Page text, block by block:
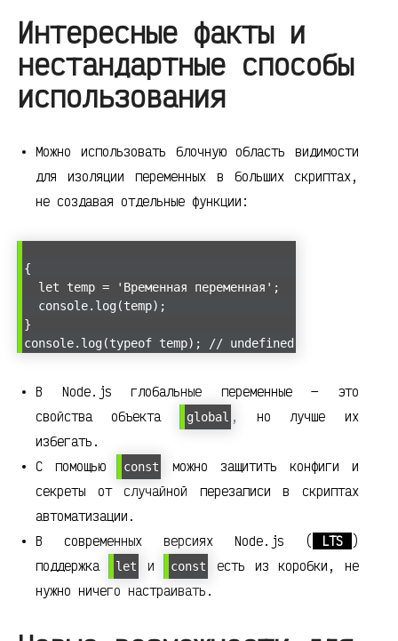
Интересные факты и
нестандартные способы
использования
Можно использовать блочную область видимости
для изоляции переменных в больших скриптах,
не создавая отдельные функции:
{
let temp = 'Временная переменная';
console.log(temp);
}
console.log(typeof temp); // undefined
В Node.js глобальные переменные — это
свойства объекта
global , но лучше их
избегать.
С помощью
const
можно защитить конфиги и
секреты от случайной перезаписи в скриптах
автоматизации.
В современных версиях Node.js (
LTS
)
поддержка
let и const
есть из коробки, не
нужно ничего настраивать.